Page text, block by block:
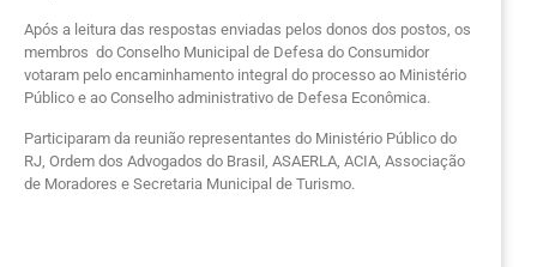
Após a leitura das respostas enviadas pelos donos dos postos, os
membros do Conselho Municipal de Defesa do Consumidor
votaram pelo encaminhamento integral do processo ao Ministério
Público e ao Conselho administrativo de Defesa Econômica.
Participaram da reunião representantes do Ministério Público do
RJ, Ordem dos Advogados do Brasil, ASAERLA, ACIA, Associação
de Moradores e Secretaria Municipal de Turismo.